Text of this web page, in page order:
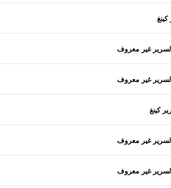
غير معروف
غير معروف
غير معروف
غير معروف